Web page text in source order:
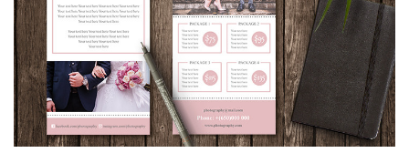
Pricing Guide Template
Free download